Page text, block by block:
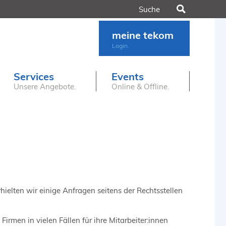
Services
Unsere Angebote.
Events
Online & Offline.
meine tekom
Login.
wir einige Anfragen seitens der Rechtsstellen
in vielen Fällen für ihre Mitarbeiter:innen